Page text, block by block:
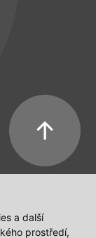
a další
prostředí,